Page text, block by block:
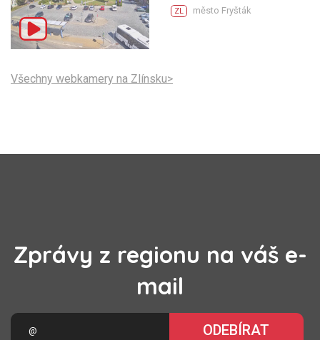
ZL město Fryšták
Všechny webkamery na Zlínsku>
Zprávy z regionu na váš e-
mail
ODEBÍRAT